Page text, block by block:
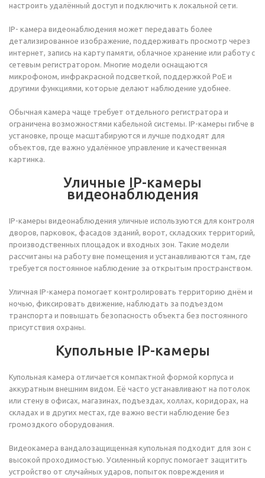
настроить удалённый доступ и подключить к локальной сети.
IP- камера видеонаблюдения может передавать более
детализированное изображение, поддерживать просмотр через
интернет, запись на карту памяти, облачное хранение или работу с
сетевым регистратором. Многие модели оснащаются
микрофоном, инфракрасной подсветкой, поддержкой PoE и
другими функциями, которые делают наблюдение удобнее.
Обычная камера чаще требует отдельного регистратора и
ограничена возможностями кабельной системы. IP-камеры гибче в
установке, проще масштабируются и лучше подходят для
объектов, где важно удалённое управление и качественная
картинка.
Уличные IP-камеры
видеонаблюдения
IP-камеры видеонаблюдения уличные используются для контроля
дворов, парковок, фасадов зданий, ворот, складских территорий,
производственных площадок и входных зон. Такие модели
рассчитаны на работу вне помещения и устанавливаются там, где
требуется постоянное наблюдение за открытым пространством.
Уличная IP-камера помогает контролировать территорию днём и
ночью, фиксировать движение, наблюдать за подъездом
транспорта и повышать безопасность объекта без постоянного
присутствия охраны.
Купольные IP-камеры
Купольная камера отличается компактной формой корпуса и
аккуратным внешним видом. Её часто устанавливают на потолок
или стену в офисах, магазинах, подъездах, холлах, коридорах, на
складах и в других местах, где важно вести наблюдение без
громоздкого оборудования.
Видеокамера вандалозащищенная купольная подходит для зон с
высокой проходимостью. Усиленный корпус помогает защитить
устройство от случайных ударов, попыток повреждения и